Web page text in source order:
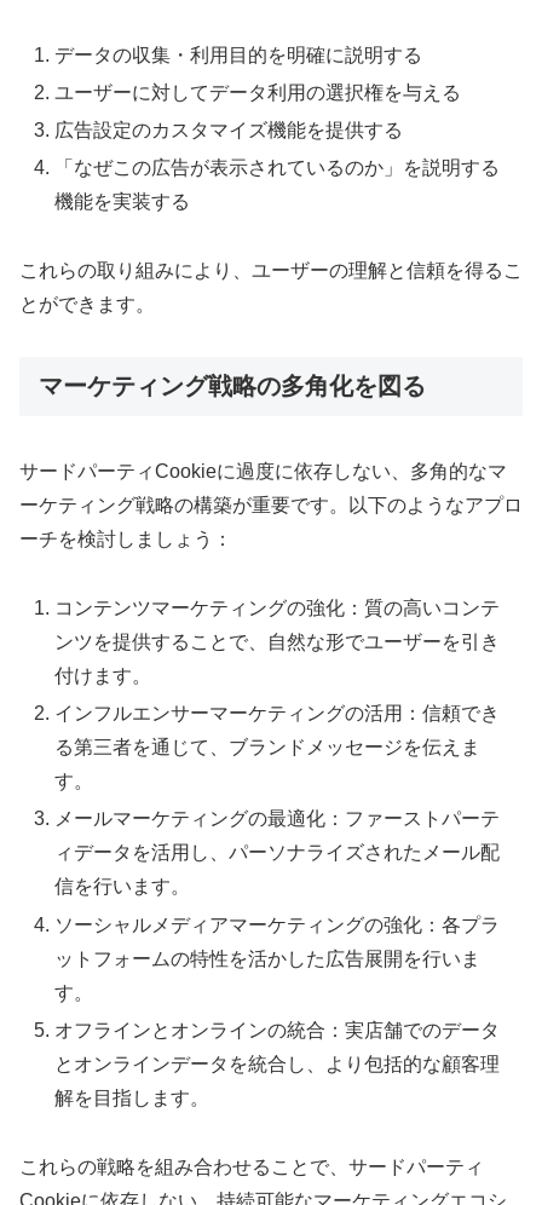
データの収集・利用目的を明確に説明する
ユーザーに対してデータ利用の選択権を与える
広告設定のカスタマイズ機能を提供する
「なぜこの広告が表示されているのか」を説明する
機能を実装する
これらの取り組みにより、ユーザーの理解と信頼を得るこ
とができます。
マーケティング戦略の多角化を図る
サードパーティCookieに過度に依存しない、多角的なマ
ーケティング戦略の構築が重要です。以下のようなアプロ
ーチを検討しましょう：
コンテンツマーケティングの強化：質の高いコンテ
ンツを提供することで、自然な形でユーザーを引き
付けます。
インフルエンサーマーケティングの活用：信頼でき
る第三者を通じて、ブランドメッセージを伝えま
す。
メールマーケティングの最適化：ファーストパーテ
ィデータを活用し、パーソナライズされたメール配
信を行います。
ソーシャルメディアマーケティングの強化：各プラ
ットフォームの特性を活かした広告展開を行いま
す。
オフラインとオンラインの統合：実店舗でのデータ
とオンラインデータを統合し、より包括的な顧客理
解を目指します。
これらの戦略を組み合わせることで、サードパーティ
Cookieに依存しない、持続可能なマーケティングエコシ